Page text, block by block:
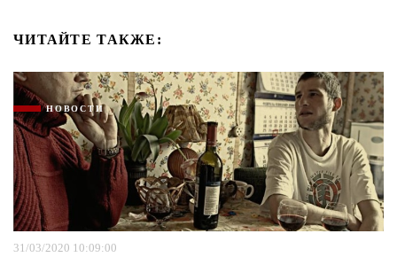
ЧИТАЙТЕ ТАКЖЕ:
НОВОСТИ
31/03/2020 10:09:00